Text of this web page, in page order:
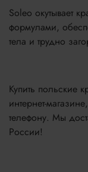
Soleo окутывает
формулами,
тела и трудно
Купить польские
интернет-
телефону. Мы
России!